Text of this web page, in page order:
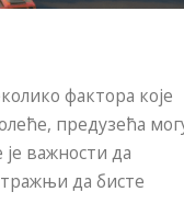
фактора које
предузећа
важности да
да бисте